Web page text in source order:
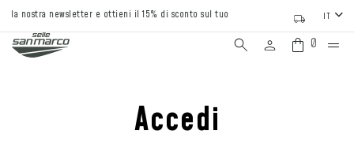
nostra newsletter e ottieni il 15% di sconto sul tuo primo ordine IT
0
Accedi